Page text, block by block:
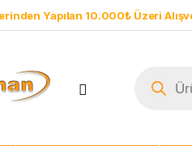
Yapılan 10.000₺ Üzeri